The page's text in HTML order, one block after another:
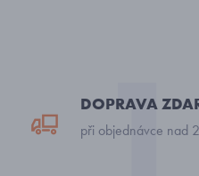
DOPRAVA
při objednávce nad